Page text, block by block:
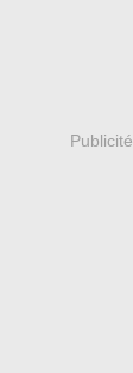
Publicité